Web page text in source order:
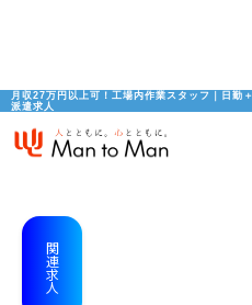
月収27万円以上可！工場内作業スタッフ｜日
派遣求人
関連求人